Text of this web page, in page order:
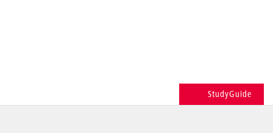
StudyGuide